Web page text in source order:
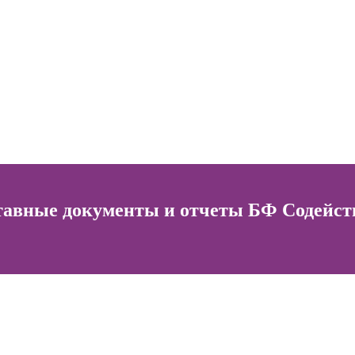
документы и отчеты БФ